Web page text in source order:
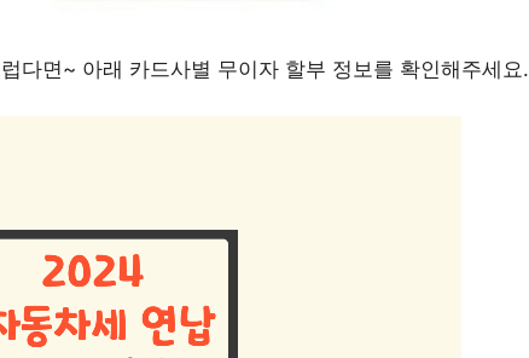
다면~ 아래 카드사별 무이자 할부 정보를 확인해주세요.